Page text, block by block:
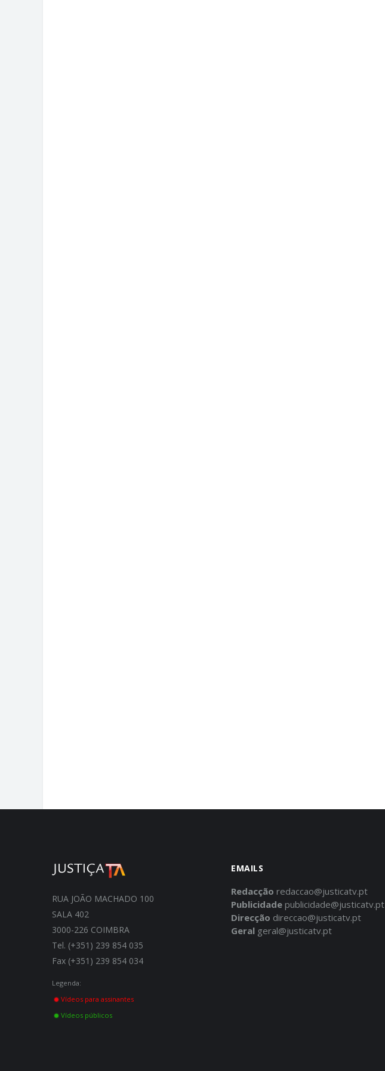
RUA JOÃO MACHADO 100
SALA 402
3000-226 COIMBRA
Tel. (+351) 239 854 035
Fax (+351) 239 854 034
Legenda:
Vídeos para assinantes
Vídeos públicos
EMAILS
Redacção redaccao@justicatv.pt
Publicidade publicidade@justicatv.pt
Direcção direccao@justicatv.pt
Geral geral@justicatv.pt